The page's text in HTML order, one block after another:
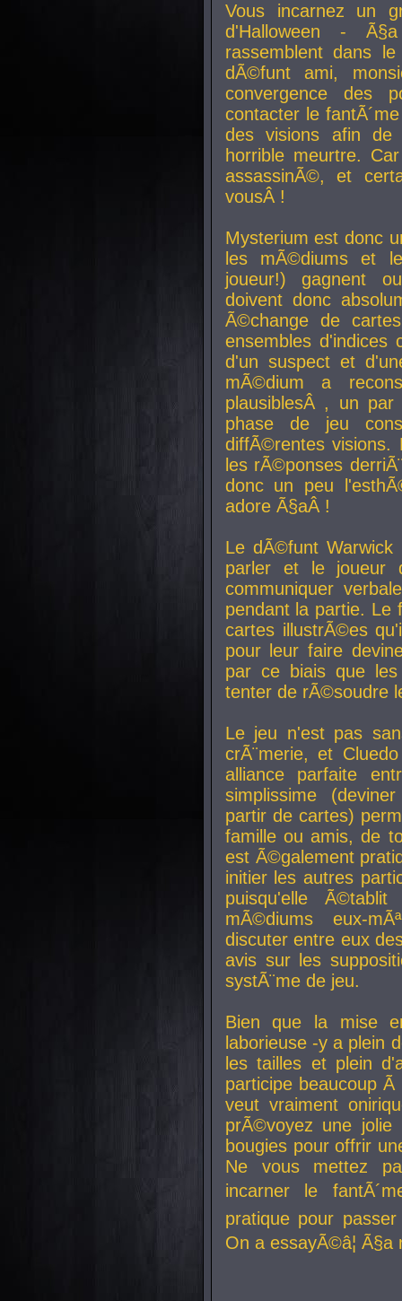
Vous incarnez un
d'Halloween -
rassemblent dans
dÃ©funt ami,
convergence des
contacter le
des visions afin
horrible meurtre.
assassinÃ©, et
vousÂ !
Mysterium est donc
les mÃ©diums et
joueur!) gagnent
doivent donc
Ã©change de
ensembles d'indices
d'un suspect et
mÃ©dium a
plausiblesÂ , un par
phase de jeu
diffÃ©rentes visions.
les rÃ©ponses
donc un peu
adore Ã§aÂ !
Le dÃ©funt Warwick
parler et le joueur
communiquer
pendant la partie. Le
cartes illustrÃ©es
pour leur faire
par ce biais que
tenter de rÃ©soudre
Le jeu n'est pas
crÃ¨merie, et
alliance parfaite
simplissime
partir de cartes)
famille ou amis, de
est Ã©galement
initier les autres
puisqu'elle
mÃ©diums eux-
discuter entre eux
avis sur les
systÃ¨me de jeu.
Bien que la mise
laborieuse -y a plein
les tailles et plein
participe beaucoup
veut vraiment
prÃ©voyez une
bougies pour offrir
Ne vous mettez
incarner le
pratique pour
On a essayÃ©â¦